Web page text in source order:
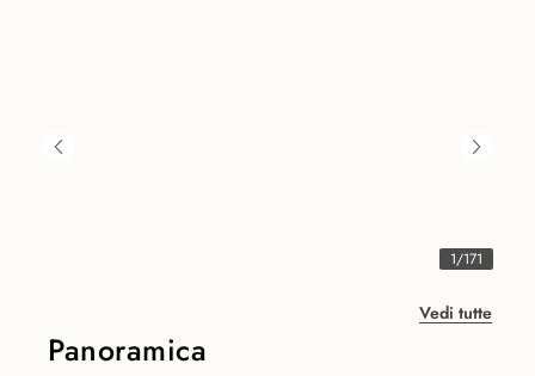
1/171
Vedi tutte
Panoramica